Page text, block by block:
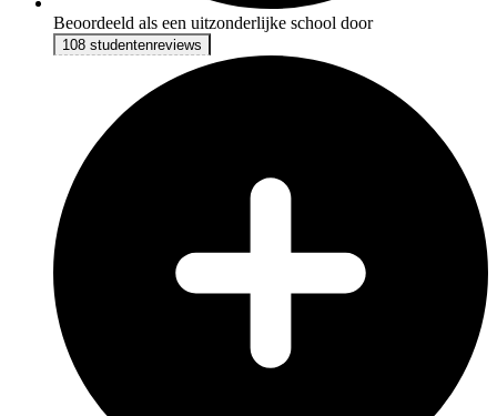
Beoordeeld als een uitzonderlijke school door
108 studentenreviews